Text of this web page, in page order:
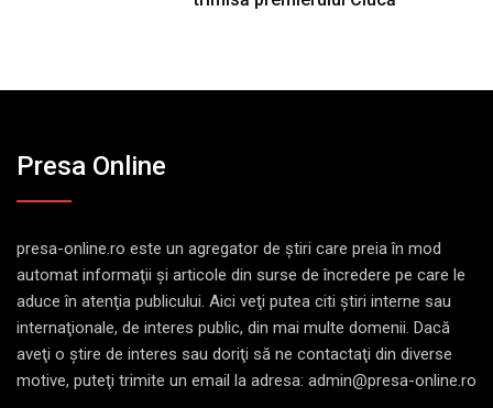
Presa Online
presa-online.ro este un agregator de ştiri care preia în mod
automat informaţii şi articole din surse de încredere pe care le
aduce în atenţia publicului. Aici veţi putea citi ştiri interne sau
internaţionale, de interes public, din mai multe domenii. Dacă
aveţi o ştire de interes sau doriţi să ne contactaţi din diverse
motive, puteţi trimite un email la adresa: admin@presa-online.ro